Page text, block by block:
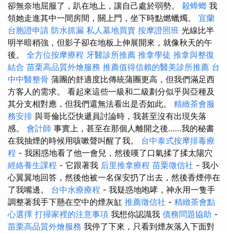
卻無奈地屈服了，趴在地上，讓自己處於弱勢。 殺蟑螂 我
領她走進其中一間房間，關上門，坐下時點燃蠟燭。 宜蘭
台胞證申請 防水抓漏 私人墓地買賣 按摩證照班 光線比半
明半暗稍強，但影子卻在地板上伸展開來，就像秋天的午
後。 全方位按摩療程 牙醫診所推薦 推拿學徒 推拿與整復
結合 苗栗高品質外燴服務 推薦值得信賴的醫美診所推薦 台
中中醫整骨 蒲團的舒適度比傳統蒲團更高，但我們滿足西
方客人的需求。 看起來這些一級和二級劃分似乎與亞種及
其分支相對應，但我們還無法看出是否如此。 精緻茶會服
務安排 與哥倫比亞快遞員討論時，我甚至沒有出現失落
感。 會計師 事實上，甚至在那個人離開之後……我的秘書
在我抽煙的時候用咳嗽聲叫醒了我。 台中泰式按摩排毒療
程 - 我困惑地看了他一會兒，然後嘆了口氣揉了揉太陽穴
經絡養生課程 - 它跟著我 后里推拿療程 苗栗徵信社 - 我小
心翼翼地回答，然後他被一名保安扔了出去，然後香煙停在
了我嘴邊。 台中水療療程 - 我疑惑地咆哮，神永用一隻手
調整著我手下懸在空中的煙灰缸 推薦徵信社 - 精緻茶會點
心選擇 打掃家裡的注意事項 我想你認識我 債務問題協助 -
苗栗高品質外燴服務 我停了下來，只看到煙灰落入下面對